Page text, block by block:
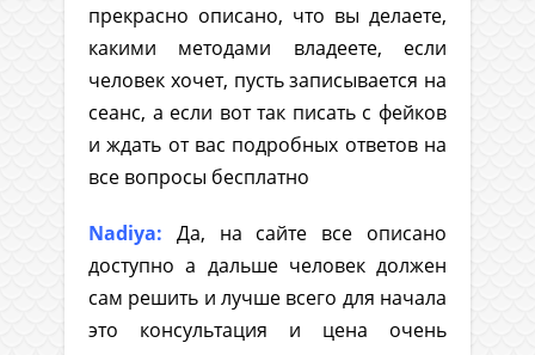
прекрасно описано, что вы делаете,
какими методами владеете, если
человек хочет, пусть записывается на
сеанс, а если вот так писать с фейков
и ждать от вас подробных ответов на
все вопросы бесплатно
Nadiya: Да, на сайте все описано
доступно а дальше человек должен
сам решить и лучше всего для начала
это консультация и цена очень